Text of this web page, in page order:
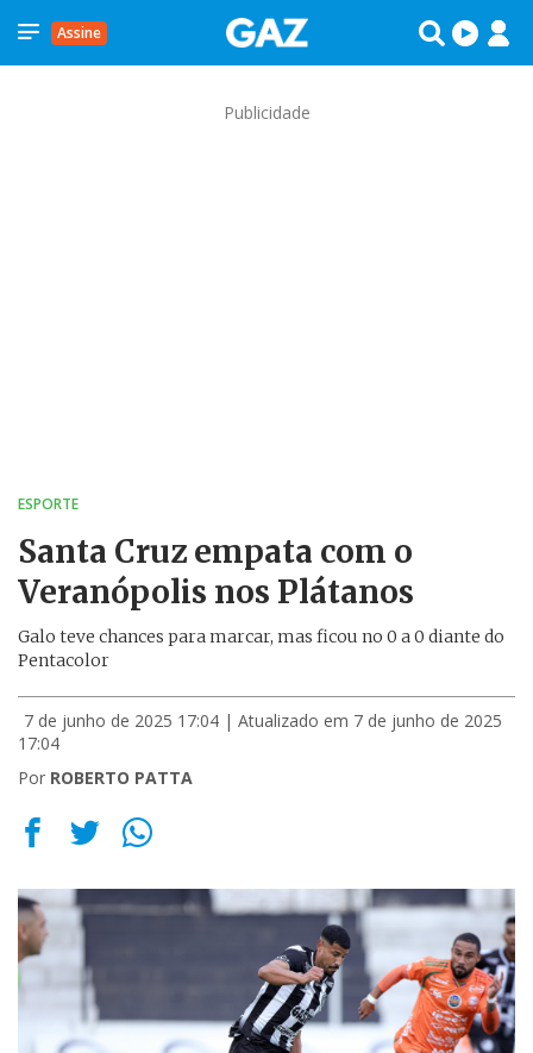
Assine
Publicidade
ESPORTE
Santa Cruz empata com o
Veranópolis nos Plátanos
Galo teve chances para marcar, mas ficou no 0 a 0 diante do
Pentacolor
7 de junho de 2025 17:04 | Atualizado em 7 de junho de 2025
17:04
Por ROBERTO PATTA